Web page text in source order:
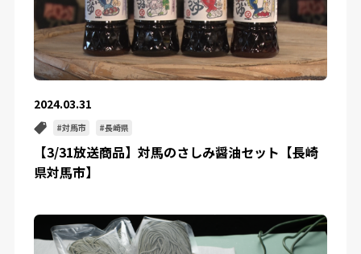
2024.03.31
対馬市 長崎県
【3/31放送商品】対馬のさしみ醤油セット【長崎
県対馬市】